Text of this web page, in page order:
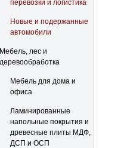
перевозки и логистика
Новые и подержанные
автомобили
Мебель, лес и
деревообработка
Мебель для дома и
офиса
Ламинированные
напольные покрытия и
древесные плиты МДФ,
ДСП и ОСП